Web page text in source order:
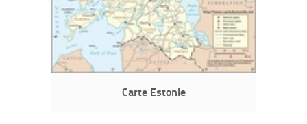
Carte Estonie